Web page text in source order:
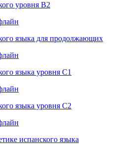
уровня B2
языка для продолжающих
языка уровня C1
языка уровня C2
испанского языка